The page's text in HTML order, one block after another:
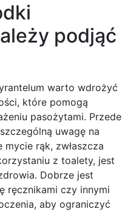
podjąć
warto wdrożyć
które pomogą
pasożytami. Przede
uwagę na
mycie rąk, zwłaszcza
z toalety, jest
Dobrze jest
ręcznikami czy innymi
aby ograniczyć